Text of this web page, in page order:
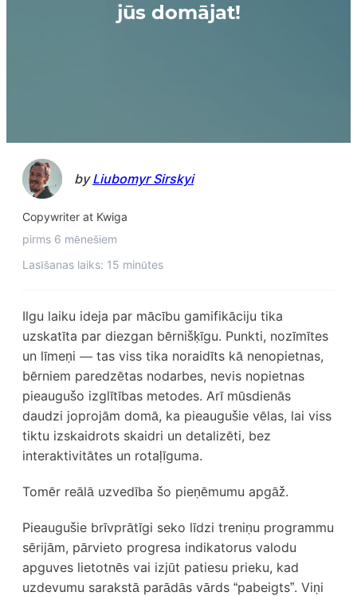
jūs domājat!
byLiubomyr Sirskyi
Copywriter at Kwiga
pirms 6 mēnešiem
Lasīšanas laiks: 15 minūtes
Ilgu laiku ideja par mācību gamifikāciju tika
uzskatīta par diezgan bērnišķīgu. Punkti, nozīmītes
un līmeņi — tas viss tika noraidīts kā nenopietnas,
bērniem paredzētas nodarbes, nevis nopietnas
pieaugušo izglītības metodes. Arī mūsdienās
daudzi joprojām domā, ka pieaugušie vēlas, lai viss
tiktu izskaidrots skaidri un detalizēti, bez
interaktivitātes un rotaļīguma.
Tomēr reālā uzvedība šo pieņēmumu apgāž.
Pieaugušie brīvprātīgi seko līdzi treniņu programmu
sērijām, pārvieto progresa indikatorus valodu
apguves lietotnēs vai izjūt patiesu prieku, kad
uzdevumu sarakstā parādās vārds “pabeigts”. Viņi